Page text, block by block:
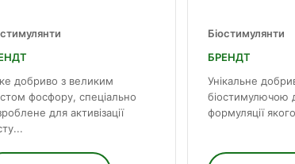
добриво з великим
фосфору, спеціально
для активізації
Біостимулянти
БРЕНДТ
Унікальне
біостимулючою
формуляції